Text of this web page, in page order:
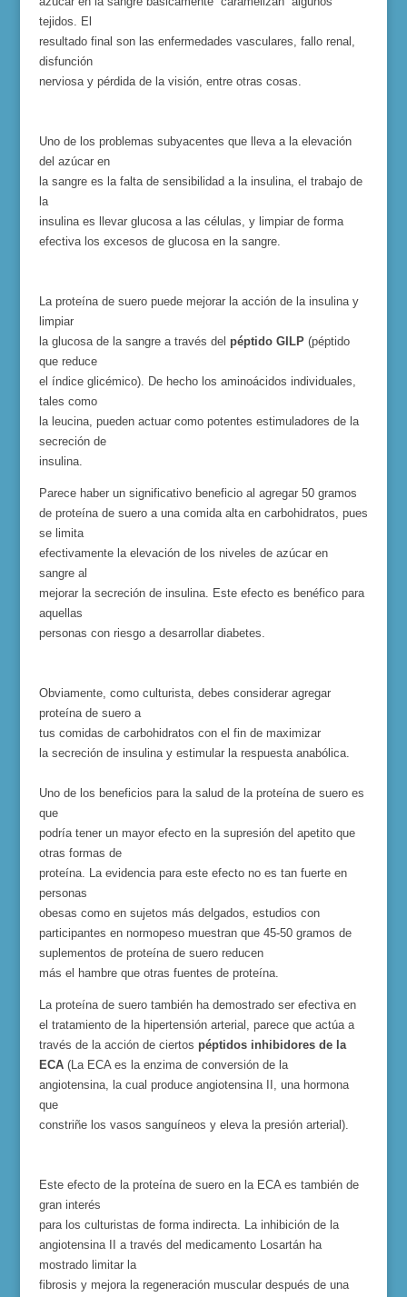
tejidos. El
resultado final son las enfermedades vasculares, fallo renal,
disfunción
nerviosa y pérdida de la visión, entre otras cosas.
Uno de los problemas subyacentes que lleva a la elevación
del azúcar en
la sangre es la falta de sensibilidad a la insulina, el trabajo de
la
insulina es llevar glucosa a las células, y limpiar de forma
efectiva los excesos de glucosa en la sangre.
La proteína de suero puede mejorar la acción de la insulina y
limpiar
la glucosa de la sangre a través del péptido GILP(péptido
que reduce
el índice glicémico). De hecho los aminoácidos individuales,
tales como
la leucina, pueden actuar como potentes estimuladores de la
secreción de
insulina.
Parece haber un significativo beneficio al agregar 50 gramos
de proteína de suero a una comida alta en carbohidratos, pues
se limita
efectivamente la elevación de los niveles de azúcar en
sangre al
mejorar la secreción de insulina. Este efecto es benéfico para
aquellas
personas con riesgo a desarrollar diabetes.
Obviamente, como culturista, debes considerar agregar
proteína de suero a
tus comidas de carbohidratos con el fin de maximizar
la secreción de insulina y estimular la respuesta anabólica.
Uno de los beneficios para la salud de la proteína de suero es
que
podría tener un mayor efecto en la supresión del apetito que
otras formas de
proteína. La evidencia para este efecto no es tan fuerte en
personas
obesas como en sujetos más delgados, estudios con
participantes en normopeso muestran que 45-50 gramos de
suplementos de proteína de suero reducen
más el hambre que otras fuentes de proteína.
La proteína de suero también ha demostrado ser efectiva en
el tratamiento dela hipertensión arterial, parece que actúa a
través de la acción de ciertos péptidos inhibidores de la
ECA(La ECAes la enzima de conversión de la
angiotensina, la cual produce angiotensina II, una hormona
que
constriñe los vasos sanguíneos y eleva la presión arterial).
Este efecto de la proteína de suero en la ECA es también de
gran interés
para los culturistas de forma indirecta. La inhibición de la
angiotensina II a través del medicamento Losartán ha
mostrado limitar la
fibrosis y mejora la regeneración muscular después de una